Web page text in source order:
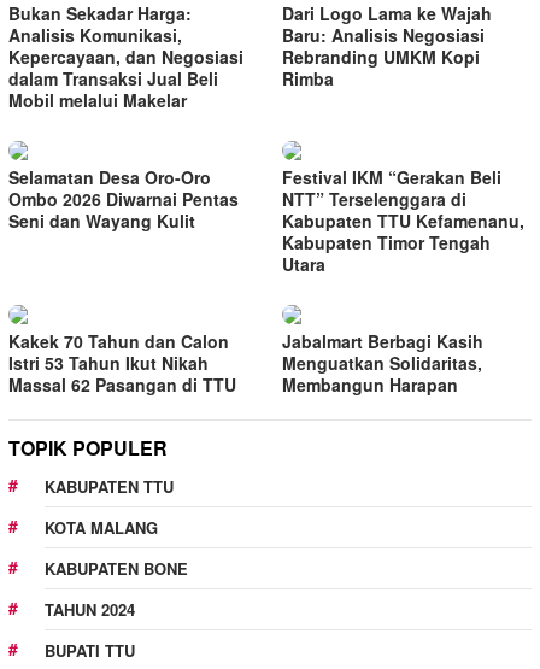
Bukan Sekadar Harga:
Analisis Komunikasi,
Kepercayaan, dan Negosiasi
dalam Transaksi Jual Beli
Mobil melalui Makelar
Dari Logo Lama ke Wajah
Baru: Analisis Negosiasi
Rebranding UMKM Kopi
Rimba
Selamatan Desa Oro-Oro
Ombo 2026 Diwarnai Pentas
Seni dan Wayang Kulit
Festival IKM “Gerakan Beli
NTT” Terselenggara di
Kabupaten TTU Kefamenanu,
Kabupaten Timor Tengah
Utara
Kakek 70 Tahun dan Calon
Istri 53 Tahun Ikut Nikah
Massal 62 Pasangan di TTU
Jabalmart Berbagi Kasih
Menguatkan Solidaritas,
Membangun Harapan
TOPIK POPULER
KABUPATEN TTU
KOTA MALANG
KABUPATEN BONE
TAHUN 2024
BUPATI TTU